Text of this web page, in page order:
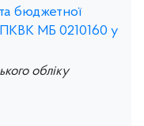
бюджетної
МБ 0210160 у
обліку